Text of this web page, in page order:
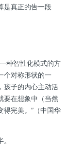
是真正的告一段
种智性化模式的方
个对称形状的一
孩子的内心主动活
要在想象中（当然
得完美。”（中国华